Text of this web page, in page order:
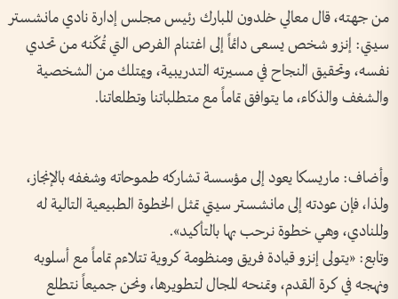
من جهته، قال معالي خلدون المبارك رئيس مجلس إدارة نادي مانشستر
سيتي: إنزو شخص يسعى دائماً إلى اغتنام الفرص التي تُمكّنه من تحدي
نفسه، وتحقيق النجاح في مسيرته التدريبية، ويمتلك من الشخصية
والشغف والذكاء، ما يتوافق تماماً مع متطلباتنا وتطلعاتنا.
وأضاف: ماريسكا يعود إلى مؤسسة تشاركه طموحاته وشغفه بالإنجاز،
ولذا، فإن عودته إلى مانشستر سيتي تمثل الخطوة الطبيعية التالية له
وللنادي، وهي خطوة نرحب بها بالتأكيد».
وتابع: «يتولى إنزو قيادة فريق ومنظومة كروية تتلاءم تماماً مع أسلوبه
ونهجه في كرة القدم، وتمنحه المجال لتطويرها، ونحن جميعاً نتطلع